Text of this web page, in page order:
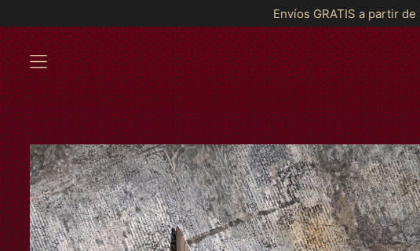
Envíos GRATIS a partir de $2,200 a Toda la
MENU